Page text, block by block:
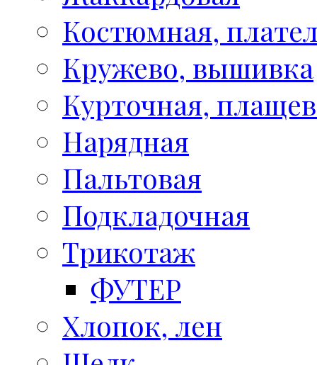
Костюмная,
Кружево, вышивка
Курточная,
Нарядная
Пальтовая
Подкладочная
Трикотаж
ФУТЕР
Хлопок, лен